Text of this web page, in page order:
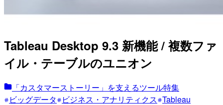
Tableau Desktop 9.3 新機能 / 複数ファ
イル・テーブルのユニオン
「カスタマーストーリー」を支えるツール特集
ビッグデータ
ビジネス・アナリティクス Tableau